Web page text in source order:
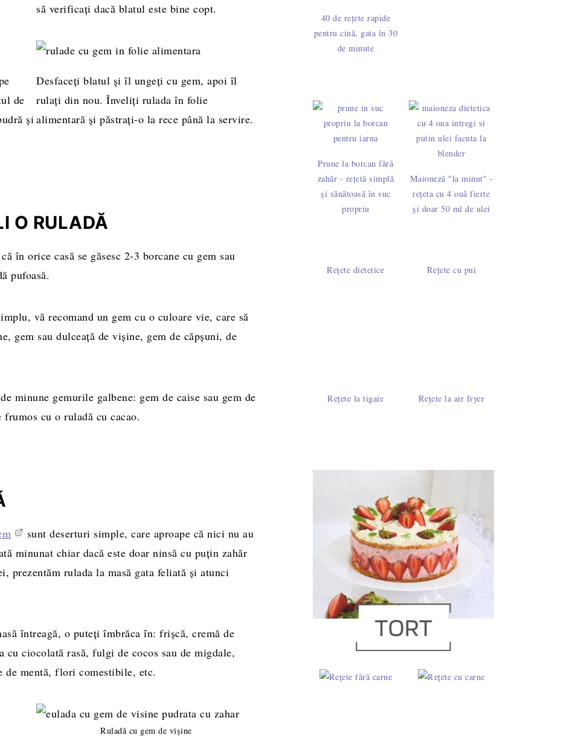
să verificați dacă blatul este bine copt.
de
și
Desfaceți blatul și îl ungeți cu gem, apoi îl
rulați din nou. Înveliți rulada în folie
alimentară și păstrați-o la rece până la servire.
O RULADĂ
în orice casă se găsesc 2-3 borcane cu gem sau
pufoasă.
vă recomand un gem cu o culoare vie, care să
gem sau dulceață de vișine, gem de căpșuni, de
minune gemurile galbene: gem de caise sau gem de
cu o ruladă cu cacao.
sunt deserturi simple, care aproape că nici nu au
minunat chiar dacă este doar ninsă cu puțin zahăr
prezentăm rulada la masă gata feliată și atunci
întreagă, o puteți îmbrăca în: frișcă, cremă de
cu ciocolată rasă, fulgi de cocos sau de migdale,
de mentă, flori comestibile, etc.
Ruladă cu gem de vișine
40 de rețete rapide
pentru cină, gata în 30
de minute
Prune la borcan fără
zahăr - rețetă simplă
și sănătoasă în suc
propriu
Maioneză "la minut" -
rețeta cu 4 ouă fierte
și doar 50 ml de ulei
Rețete dietetice Rețete cu pui
Rețete la tigaie Rețete la air fryer